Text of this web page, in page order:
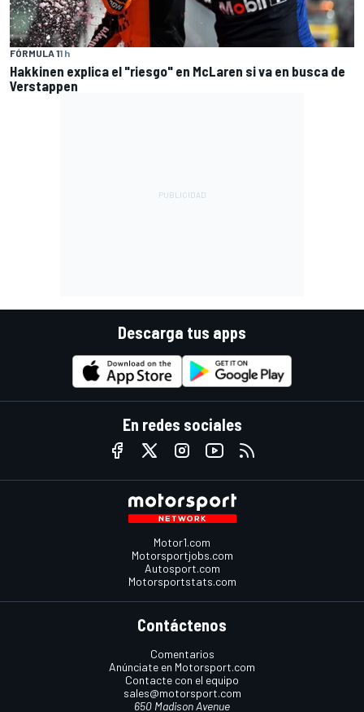
FÓRMULA 11 h
Hakkinen explica el "riesgo" en McLaren si va en busca de
Verstappen
Descarga tus apps
En redes sociales
Motor1.com
Motorsportjobs.com
Autosport.com
Motorsportstats.com
Contáctenos
Comentarios
Anúnciate en Motorsport.com
Contacte con el equipo
sales@motorsport.com
650 Madison Avenue